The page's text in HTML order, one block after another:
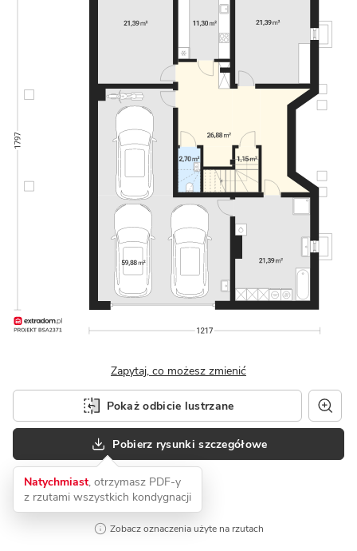
Zapytaj, co możesz zmienić
Pokaż odbicie lustrzane
Pobierz rysunki szczegółowe
Natychmiast, otrzymasz PDF-y
z rzutami wszystkich kondygnacji
Zobacz oznaczenia użyte na rzutach